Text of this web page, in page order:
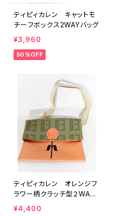
ティピィカレン キャットモ
チーフボックス2WAYバッグ
¥3,960
50%OFF
ティピィカレン オレンジフ
ラワー柄クラッチ型２WAY
バッグ
¥4,400